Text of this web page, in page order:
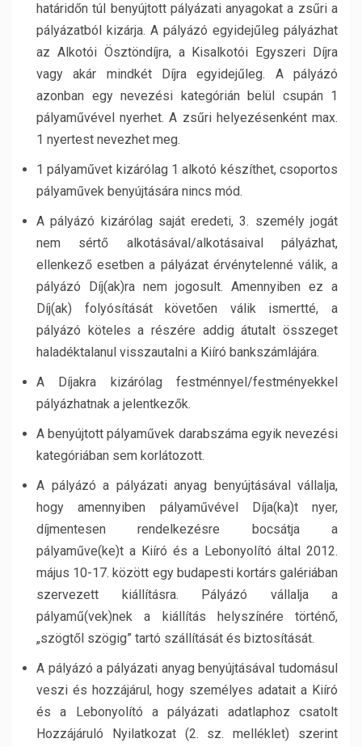
határidőn túl benyújtott pályázati anyagokat a zsűri a
pályázatból kizárja. A pályázó egyidejűleg pályázhat
az Alkotói Ösztöndíjra, a Kisalkotói Egyszeri Díjra
vagy akár mindkét Díjra egyidejűleg. A pályázó
azonban egy nevezési kategórián belül csupán 1
pályaművével nyerhet. A zsűri helyezésenként max.
1 nyertest nevezhet meg.
1 pályaművet kizárólag 1 alkotó készíthet, csoportos
pályaművek benyújtására nincs mód.
A pályázó kizárólag saját eredeti, 3. személy jogát
nem sértő alkotásával/alkotásaival pályázhat,
ellenkező esetben a pályázat érvénytelenné válik, a
pályázó Díj(ak)ra nem jogosult. Amennyiben ez a
Díj(ak) folyósítását követően válik ismertté, a
pályázó köteles a részére addig átutalt összeget
haladéktalanul visszautalni a Kiíró bankszámlájára.
A Díjakra kizárólag festménnyel/festményekkel
pályázhatnak a jelentkezők.
A benyújtott pályaművek darabszáma egyik nevezési
kategóriában sem korlátozott.
A pályázó a pályázati anyag benyújtásával vállalja,
hogy amennyiben pályaművével Díja(ka)t nyer,
díjmentesen rendelkezésre bocsátja a
pályaműve(ke)t a Kiíró és a Lebonyolító által 2012.
május 10-17. között egy budapesti kortárs galériában
szervezett kiállításra. Pályázó vállalja a
pályamű(vek)nek a kiállítás helyszínére történő,
„szögtől szögig” tartó szállítását és biztosítását.
A pályázó a pályázati anyag benyújtásával tudomásul
veszi és hozzájárul, hogy személyes adatait a Kiíró
és a Lebonyolító a pályázati adatlaphoz csatolt
Hozzájáruló Nyilatkozat (2. sz. melléklet) szerint